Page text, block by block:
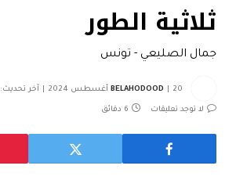
ثلاثية الطور
جمال الصليعي - تونس
BELAHODOOD 20 أغسطس 2024 آخر تحديث:
لا توجد تعليقات 6 دقائق